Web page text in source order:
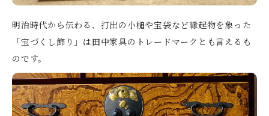
明治時代から伝わる、打出の小槌や宝袋など縁起物を象った
「宝づくし飾り」は田中家具のトレードマークとも言えるも
のです。